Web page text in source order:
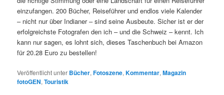
einzufangen. 200 Bücher, Reiseführer und endlos viele Kalender
– nicht nur über Indianer – sind seine Ausbeute. Sicher ist er der
erfolgreichste Fotografen den ich – und die Schweiz – kennt. Ich
kann nur sagen, es lohnt sich, dieses Taschenbuch bei Amazon
für 20.28 Euro zu bestellen!
Veröffentlicht unter Bücher,Fotoszene,Kommentar,Magazin
fotoGEN,Touristik